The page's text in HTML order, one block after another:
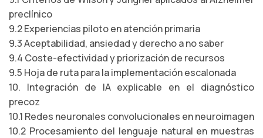
preclínico
9.2 Experiencias piloto en atención primaria
9.3 Aceptabilidad, ansiedad y derecho a no saber
9.4 Coste-efectividad y priorización de recursos
9.5 Hoja de ruta para la implementación escalonada
10. Integración de IA explicable en el diagnóstico
precoz
10.1 Redes neuronales convolucionales en neuroimagen
10.2 Procesamiento del lenguaje natural en muestras